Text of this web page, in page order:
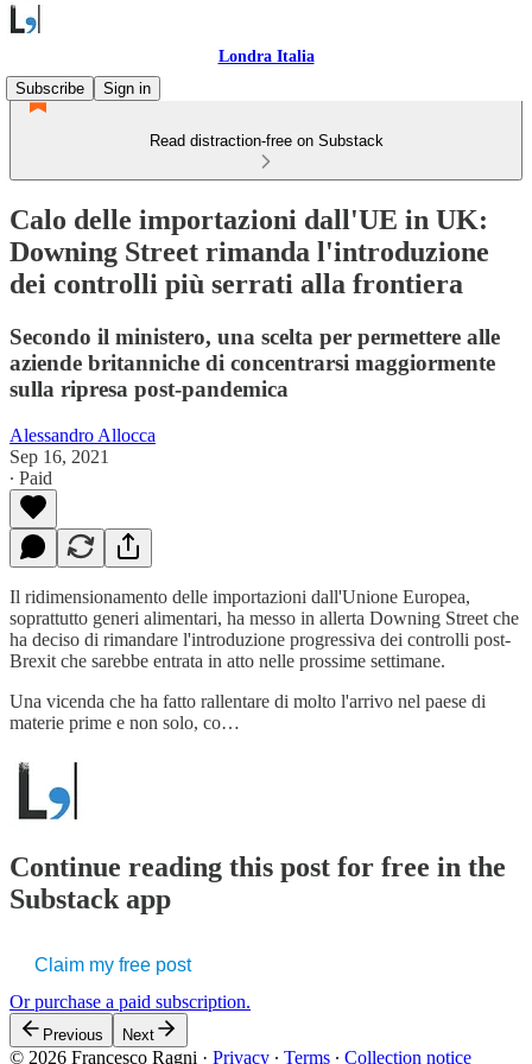
Londra Italia
Subscribe
Sign in
Read distraction-free on Substack
Calo delle importazioni dall'UE in UK:
Downing Street rimanda l'introduzione
dei controlli più serrati alla frontiera
Secondo il ministero, una scelta per permettere alle
aziende britanniche di concentrarsi maggiormente
sulla ripresa post-pandemica
Alessandro Allocca
Sep 16, 2021
∙ Paid
Il ridimensionamento delle importazioni dall'Unione Europea,
soprattutto generi alimentari, ha messo in allerta Downing Street che
ha deciso di rimandare l'introduzione progressiva dei controlli post-
Brexit che sarebbe entrata in atto nelle prossime settimane.
Una vicenda che ha fatto rallentare di molto l'arrivo nel paese di
materie prime e non solo, co…
Continue reading this post for free in the
Substack app
Claim my free post
Or purchase a paid subscription.
Previous Next
© 2026 Francesco Ragni · Privacy ∙ Terms ∙ Collection notice